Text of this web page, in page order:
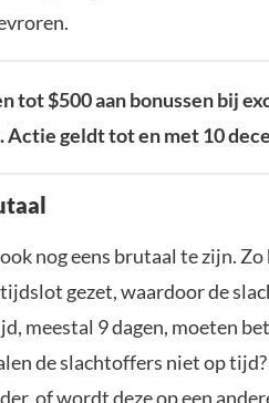
tot $500 aan bonussen bij
geldt tot en met 10
nog eens brutaal te zijn.
gezet, waardoor de
meestal 9 dagen, moeten
de slachtoffers niet op
of wordt deze op een